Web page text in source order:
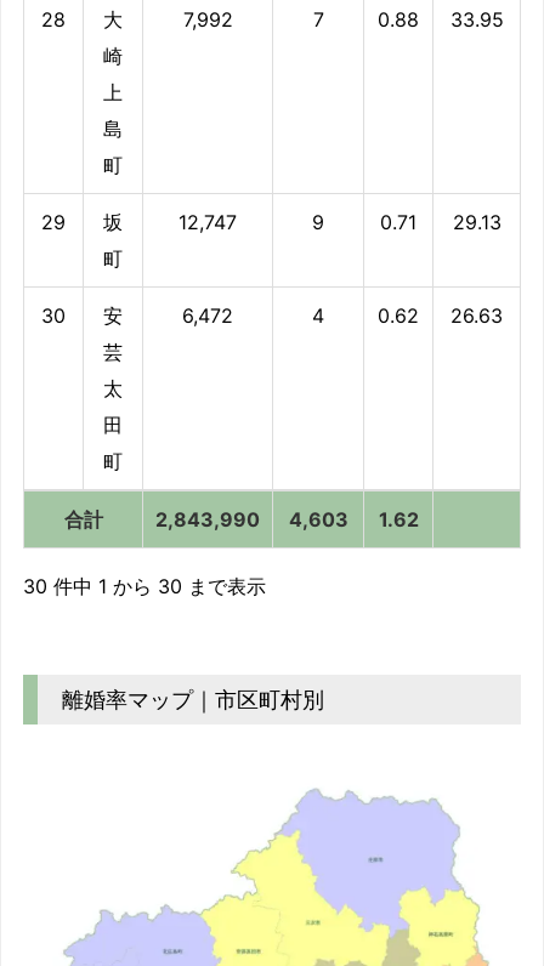
合計 2,843,990 4,603 1.62
28
大
崎
上
島
町
7,992 7 0.88 33.95
29
坂
町
12,747 9 0.71 29.13
30
安
芸
太
田
町
6,472 4 0.62 26.63
合計 2,843,990 4,603 1.62
30 件中 1 から 30 まで表示
離婚率マップ｜市区町村別